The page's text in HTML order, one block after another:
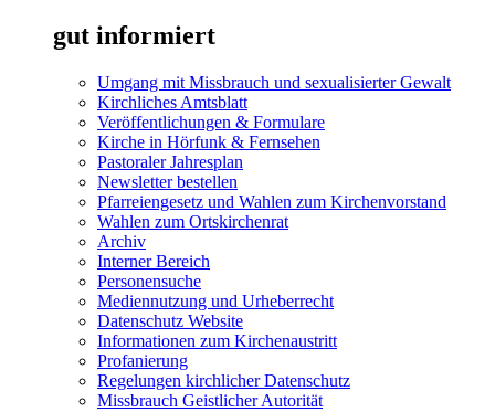
gut informiert
Umgang mit Missbrauch und sexualisierter Gewalt
Kirchliches Amtsblatt
Veröffentlichungen & Formulare
Kirche in Hörfunk & Fernsehen
Pastoraler Jahresplan
Newsletter bestellen
Pfarreiengesetz und Wahlen zum Kirchenvorstand
Wahlen zum Ortskirchenrat
Archiv
Interner Bereich
Personensuche
Mediennutzung und Urheberrecht
Datenschutz Website
Informationen zum Kirchenaustritt
Profanierung
Regelungen kirchlicher Datenschutz
Missbrauch Geistlicher Autorität